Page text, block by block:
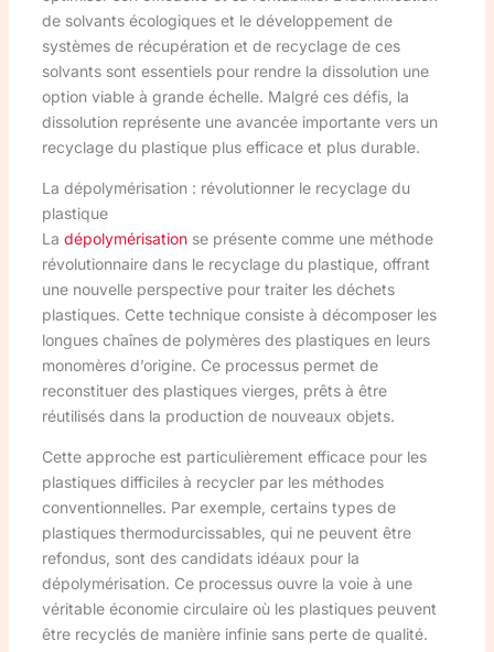
de solvants écologiques et le développement de
systèmes de récupération et de recyclage de ces
solvants sont essentiels pour rendre la dissolution une
option viable à grande échelle. Malgré ces défis, la
dissolution représente une avancée importante vers un
recyclage du plastique plus efficace et plus durable.
La dépolymérisation : révolutionner le recyclage du
plastique
La dépolymérisationse présente comme une méthode
révolutionnaire dans le recyclage du plastique, offrant
une nouvelle perspective pour traiter les déchets
plastiques. Cette technique consiste à décomposer les
longues chaînes de polymères des plastiques en leurs
monomères d’origine. Ce processus permet de
reconstituer des plastiques vierges, prêts à être
réutilisés dans la production de nouveaux objets.
Cette approche est particulièrement efficace pour les
plastiques difficiles à recycler par les méthodes
conventionnelles. Par exemple, certains types de
plastiques thermodurcissables, qui ne peuvent être
refondus, sont des candidats idéaux pour la
dépolymérisation. Ce processus ouvre la voie à une
véritable économie circulaire où les plastiques peuvent
être recyclés de manière infinie sans perte de qualité.